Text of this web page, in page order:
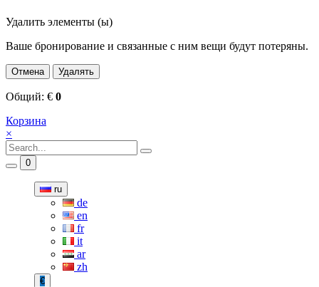
Удалить элементы (ы)
Ваше бронирование и связанные с ним вещи будут потеряны.
Отмена Удалять
Общий: € 0
Корзина
×
0
ru
de
en
fr
it
ar
zh
€